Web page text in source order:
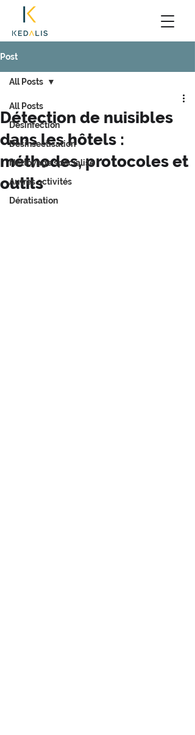
Post
All Posts
Désinfection
Désinsectisation
Nettoyage spécialisé
Autres activités
Dératisation
All Posts
Détection de nuisibles
dans les hôtels :
méthodes, protocoles et
outils